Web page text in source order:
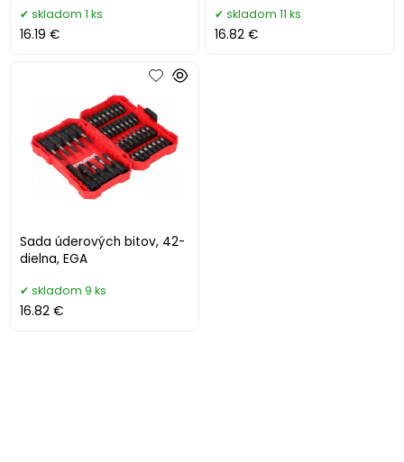
skladom 1 ks
16.19 €
skladom 11 ks
16.82 €
Sada úderových bitov, 42-
dielna, EGA
skladom 9 ks
16.82 €